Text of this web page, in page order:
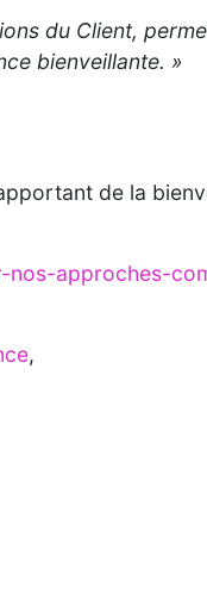
du Client,
bienveillante. »
de la
nos-approches-
,